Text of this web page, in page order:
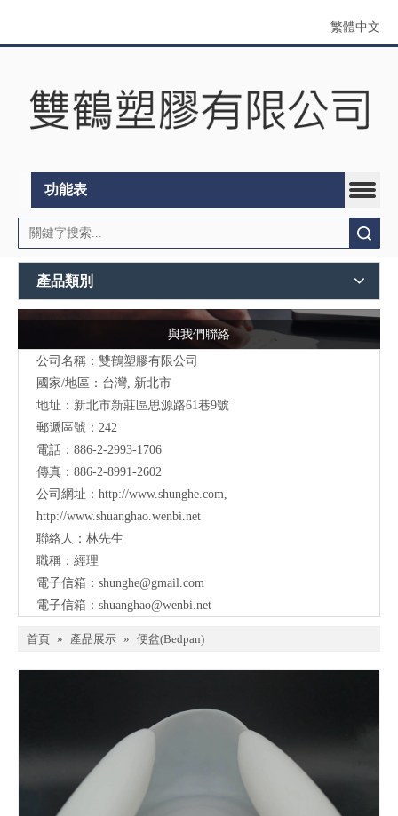
繁體中文
功能表
產品類別
與我們聯絡
公司名稱：雙鶴塑膠有限公司
國家/地區：台灣, 新北市
地址： 新北市新莊區思源路61巷9號
郵遞區號：242
電話：886-2-2993-1706
傳真：886-2-8991-2602
公司網址： http://www.shunghe.com,
http://www.shuanghao.wenbi.net
聯絡人：林先生
職稱：經理
電子信箱： shunghe@gmail.com
電子信箱： shuanghao@wenbi.net
首頁 » 產品展示 » 便盆(Bedpan)